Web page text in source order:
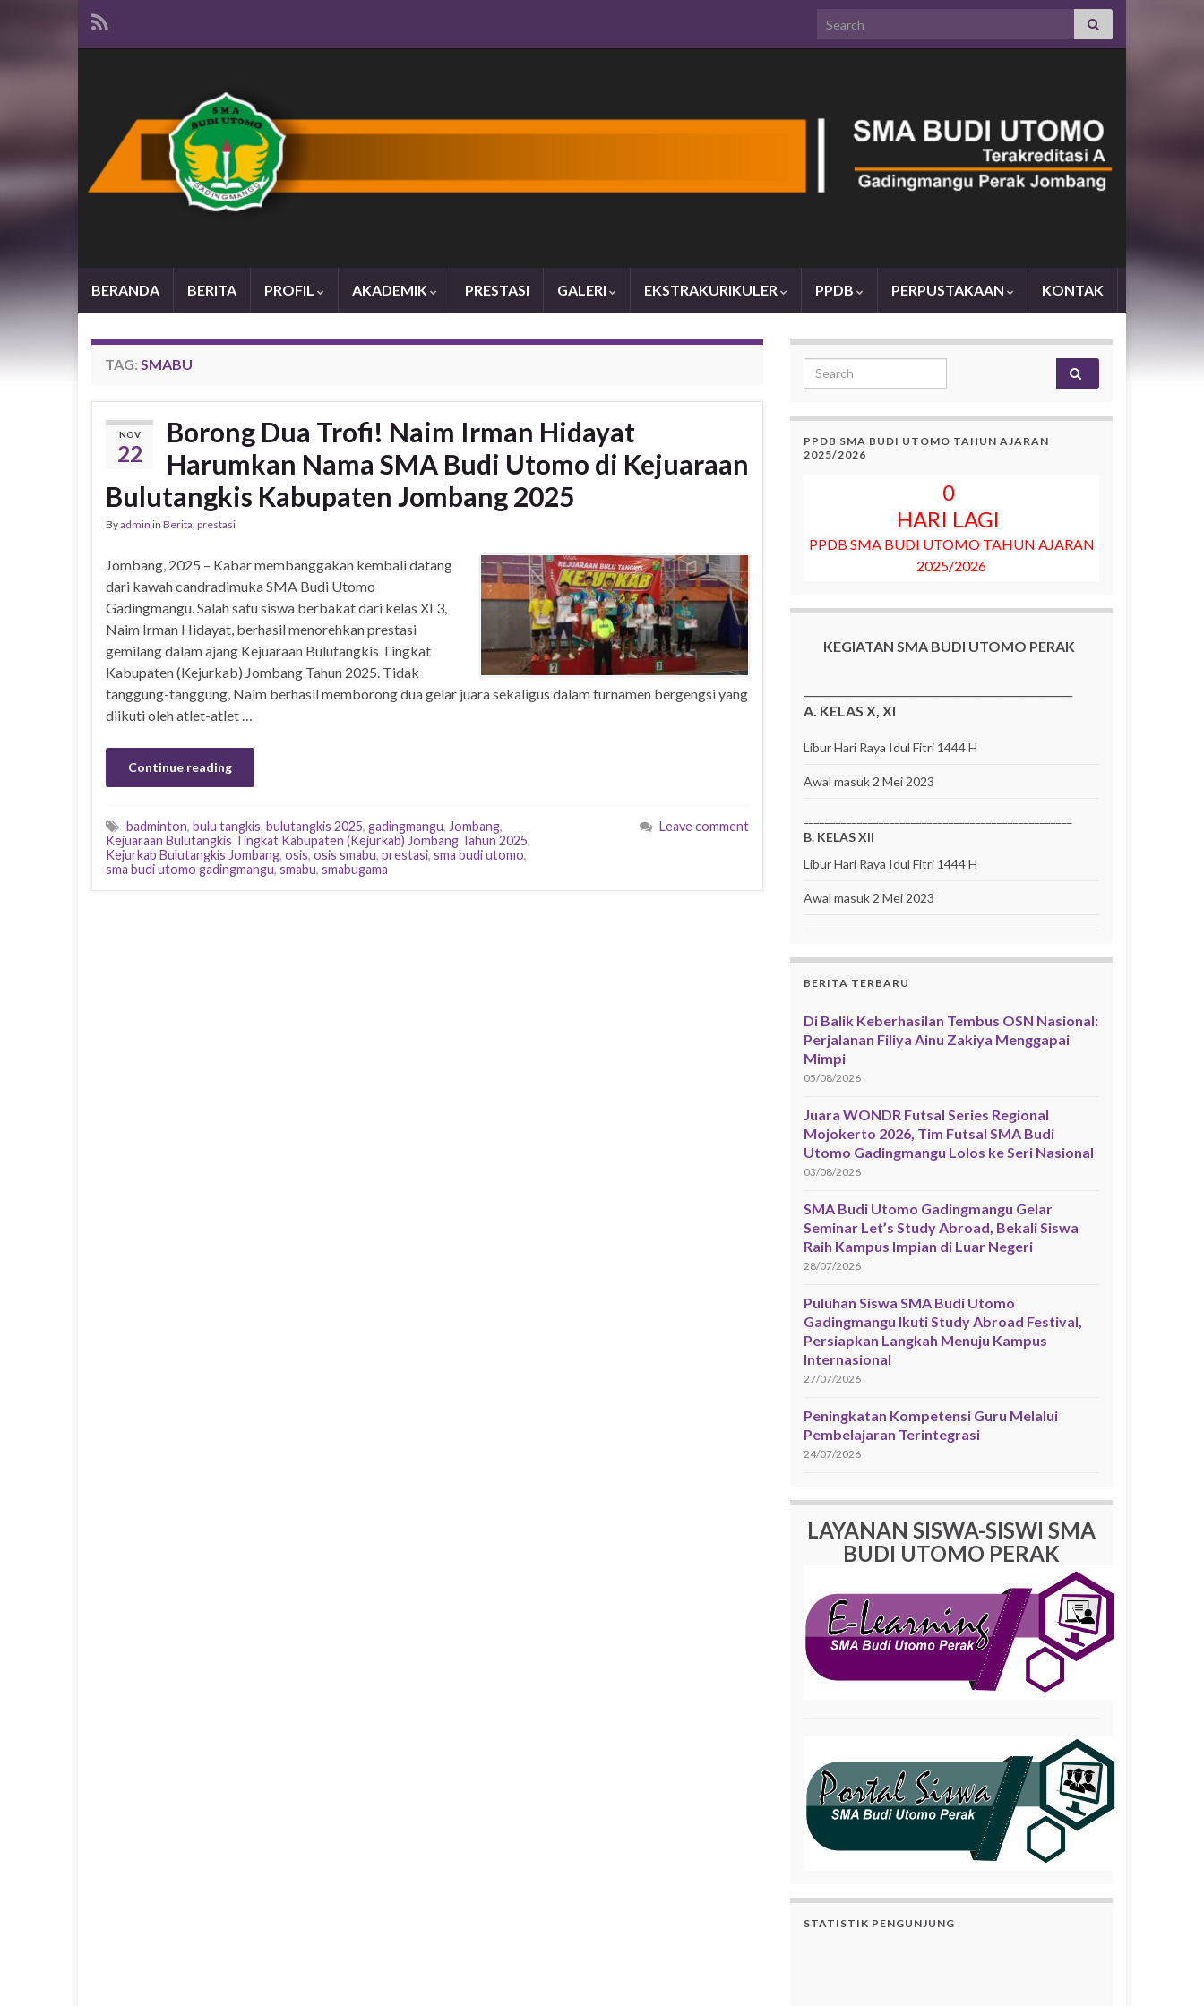
Search for:
BERANDA BERITA PROFIL AKADEMIK PRESTASI GALERI EKSTRAKURIKULER PPDB PERPUSTAKAAN KONTAK
TAG: SMABU
NOV
22
Borong Dua Trofi! Naim Irman Hidayat
Harumkan Nama SMA Budi Utomo di Kejuaraan
Bulutangkis Kabupaten Jombang 2025
Byadmin in Berita prestasi
Jombang, 2025 – Kabar membanggakan kembali datang
dari kawah candradimuka SMA Budi Utomo
Gadingmangu. Salah satu siswa berbakat dari kelas XI 3,
Naim Irman Hidayat, berhasil menorehkan prestasi
gemilang dalam ajang Kejuaraan Bulutangkis Tingkat
Kabupaten (Kejurkab) Jombang Tahun 2025. Tidak
tanggung-tanggung, Naim berhasil memborong dua gelar juara sekaligus dalam turnamen bergengsi yang
diikuti oleh atlet-atlet …
Continue reading
badminton, bulu tangkis, bulutangkis 2025, gadingmangu, Jombang,
Kejuaraan Bulutangkis Tingkat Kabupaten (Kejurkab) Jombang Tahun 2025,
Kejurkab Bulutangkis Jombang, osis, osis smabu, prestasi, sma budi utomo,
sma budi utomo gadingmangu, smabu, smabugama
Leave comment
Search for:
PPDB SMA BUDI UTOMO TAHUN AJARAN
2025/2026
0
HARI LAGI
PPDB SMA BUDI UTOMO TAHUN AJARAN
2025/2026
KEGIATAN SMA BUDI UTOMO PERAK
A. KELAS X, XI
Libur Hari Raya Idul Fitri 1444 H
Awal masuk 2 Mei 2023
B. KELAS XII
Libur Hari Raya Idul Fitri 1444 H
Awal masuk 2 Mei 2023
BERITA TERBARU
Di Balik Keberhasilan Tembus OSN Nasional:
Perjalanan Filiya Ainu Zakiya Menggapai
Mimpi
05/08/2026
Juara WONDR Futsal Series Regional
Mojokerto 2026, Tim Futsal SMA Budi
Utomo Gadingmangu Lolos ke Seri Nasional
03/08/2026
SMA Budi Utomo Gadingmangu Gelar
Seminar Let’s Study Abroad, Bekali Siswa
Raih Kampus Impian di Luar Negeri
28/07/2026
Puluhan Siswa SMA Budi Utomo
Gadingmangu Ikuti Study Abroad Festival,
Persiapkan Langkah Menuju Kampus
Internasional
27/07/2026
Peningkatan Kompetensi Guru Melalui
Pembelajaran Terintegrasi
24/07/2026
LAYANAN SISWA-SISWI SMA
BUDI UTOMO PERAK
STATISTIK PENGUNJUNG